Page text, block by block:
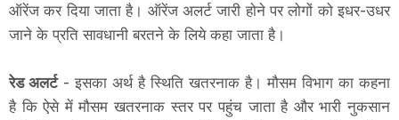
ऑरेंज कर दिया जाता है। ऑरेंज अलर्ट जारी होने पर लोगों को इधर-उधर
जाने के प्रति सावधानी बरतने के लिये कहा जाता है।
रेड अलर्ट- इसका अर्थ है स्थिति खतरनाक है। मौसम विभाग का कहना
है कि ऐसे में मौसम खतरनाक स्तर पर पहुंच जाता है और भारी नुकसान